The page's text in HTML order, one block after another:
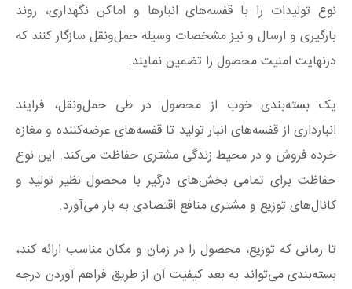
نوع تولیدات را با قفسه‌های انبارها و اماکن نگهداری، روند
بارگیری و ارسال و نیز مشخصات وسیله حمل‌ونقل سازگار کنند که
درنهایت امنیت محصول را تضمین نمایند.
یک بسته‌بندی خوب از محصول در طی حمل‌ونقل، فرایند
انبارداری از قفسه‌های انبار تولید تا قفسه‌های عرضه‌کننده و مغازه
خرده‌ فروش و در محیط زندگی مشتری حفاظت می‌کند. این نوع
حفاظت برای تمامی بخش‌های درگیر با محصول نظیر تولید و
کانال‌های توزیع و مشتری منافع اقتصادی به بار می‌آورد.
تا زمانی که توزیع، محصول را در زمان و مکان مناسب ارائه کند،
بسته‌بندی می‌تواند به بعد کیفیت آن از طریق فراهم آوردن درجه